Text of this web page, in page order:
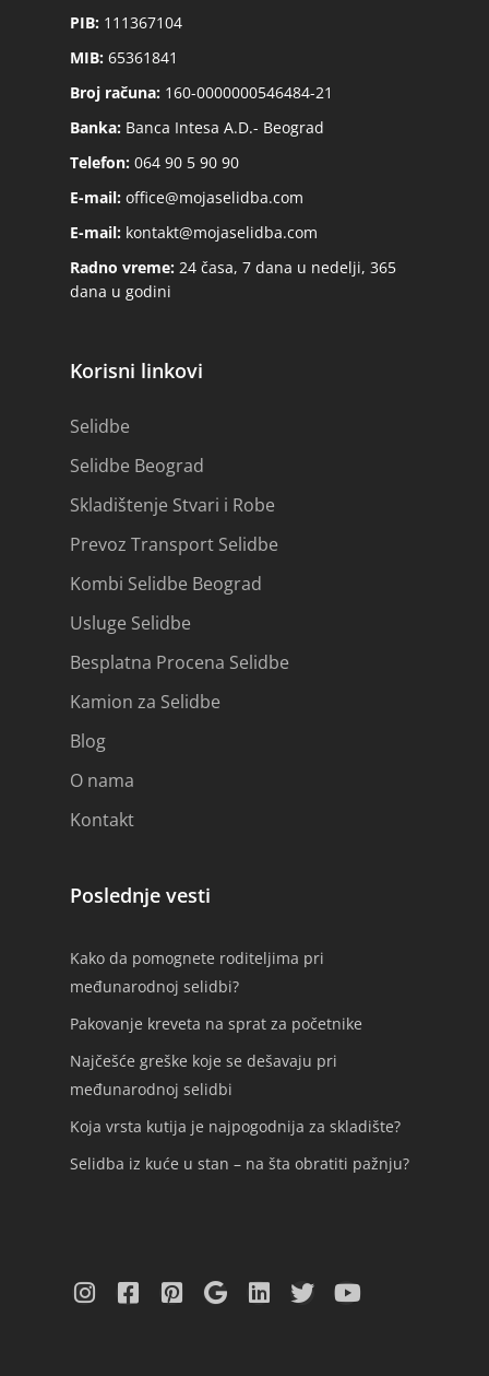
PIB: 111367104
MIB: 65361841
Broj računa: 160-0000000546484-21
Banka: Banca Intesa A.D.- Beograd
Telefon: 064 90 5 90 90
E-mail: office@mojaselidba.com
E-mail: kontakt@mojaselidba.com
Radno vreme: 24 časa, 7 dana u nedelji, 365
dana u godini
Korisni linkovi
Selidbe
Selidbe Beograd
Skladištenje Stvari i Robe
Prevoz Transport Selidbe
Kombi Selidbe Beograd
Usluge Selidbe
Besplatna Procena Selidbe
Kamion za Selidbe
Blog
O nama
Kontakt
Poslednje vesti
Kako da pomognete roditeljima pri
međunarodnoj selidbi?
Pakovanje kreveta na sprat za početnike
Najčešće greške koje se dešavaju pri
međunarodnoj selidbi
Koja vrsta kutija je najpogodnija za skladište?
Selidba iz kuće u stan – na šta obratiti pažnju?